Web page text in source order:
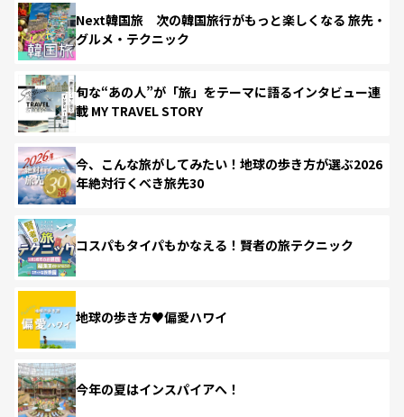
Next韓国旅 次の韓国旅行がもっと楽しくなる 旅先・
グルメ・テクニック
旬な“あの人”が「旅」をテーマに語るインタビュー連
載 MY TRAVEL STORY
今、こんな旅がしてみたい！地球の歩き方が選ぶ2026
年絶対行くべき旅先30
コスパもタイパもかなえる！賢者の旅テクニック
地球の歩き方♥偏愛ハワイ
今年の夏はインスパイアへ！